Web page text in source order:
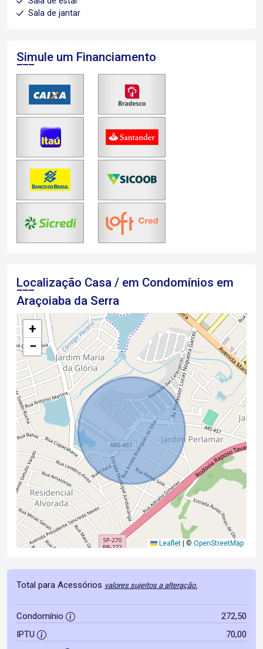
Sala de jantar
Simule um Financiamento
Localização Casa / em Condomínios em
Araçoiaba da Serra
+
−
Leaflet © OpenStreetMap
Total para Acessórios valores sujeitos a alteração.
Condomínio
272,50
IPTU
70,00